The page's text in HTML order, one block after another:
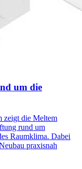
um die
zeigt die Meltem
rund um
Raumklima. Dabei
praxisnah